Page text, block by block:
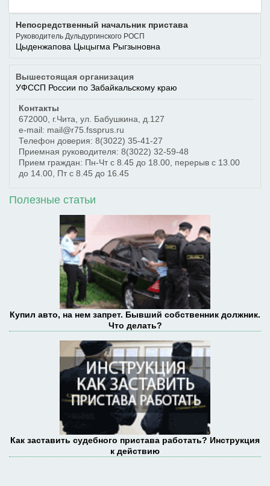
Непосредственный начальник пристава
Руководитель Дульдургинского РОСП
Цыденжапова Цыцыгма Рыгзыновна
Вышестоящая организация
УФССП России по Забайкальскому краю
Контакты
672000 г.Чита ул. Бабушкина, д.127
e-mail: mail@r75.fssprus.ru
Телефон доверия: 8(3022) 35-41-27
Приемная руководителя: 8(3022) 32-59-48
Прием граждан: Пн-Чт с 8.45 до 18.00, перерыв с 13.00
до 14.00, Пт с 8.45 до 16.45
Полезные статьи
Купил авто, на нем запрет. Бывший собственник должник.
Что делать?
Как заставить судебного пристава работать? Инструкция
к действию